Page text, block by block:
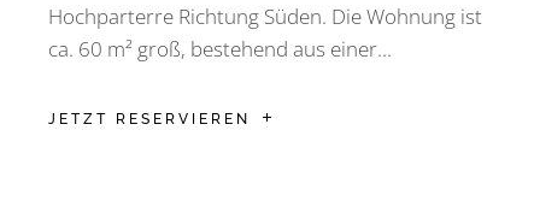
Hochparterre Richtung Süden. Die Wohnung ist
ca. 60 m² groß, bestehend aus einer...
JETZT RESERVIEREN